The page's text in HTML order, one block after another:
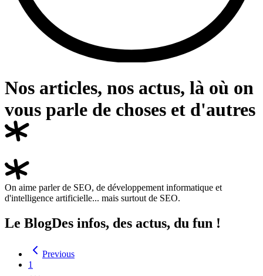
Nos articles, nos actus, là où on
vous parle de choses et d'autres
On aime parler de SEO, de développement informatique et
d'intelligence artificielle... mais surtout de SEO.
Le BlogDes infos, des actus, du fun !
Previous
1